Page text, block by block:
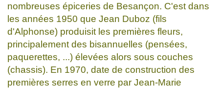
nombreuses épiceries de Besançon. C'est dans
les années 1950 que Jean Duboz (fils
d'Alphonse) produisit les premières fleurs,
principalement des bisannuelles (pensées,
paquerettes, ...) élevées alors sous couches
(chassis). En 1970, date de construction des
premières serres en verre par Jean-Marie